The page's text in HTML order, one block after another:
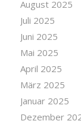
August 2025
Juli 2025
Juni 2025
Mai 2025
April 2025
März 2025
Januar 2025
Dezember